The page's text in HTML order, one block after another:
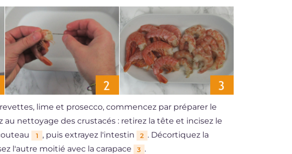
lime et prosecco, commencez par préparer le
au nettoyage des crustacés : retirez la tête et incisez le
1 , puis extrayez l'intestin 2 . Décortiquez la
l'autre moitié avec la carapace
3 .